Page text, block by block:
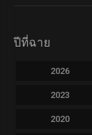
ปีที่ฉาย
2026
2023
2020